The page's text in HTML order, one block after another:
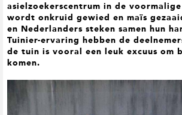
o
f
d
n
a
v
t
d
i
n
h
o
u
e
t
t
e
k
s
asielzoekerscentrum in de
wordt onkruid gewied en maïs
en Nederlanders steken samen hun
Tuinier-ervaring hebben de
de tuin is vooral een leuk excuus om
komen.